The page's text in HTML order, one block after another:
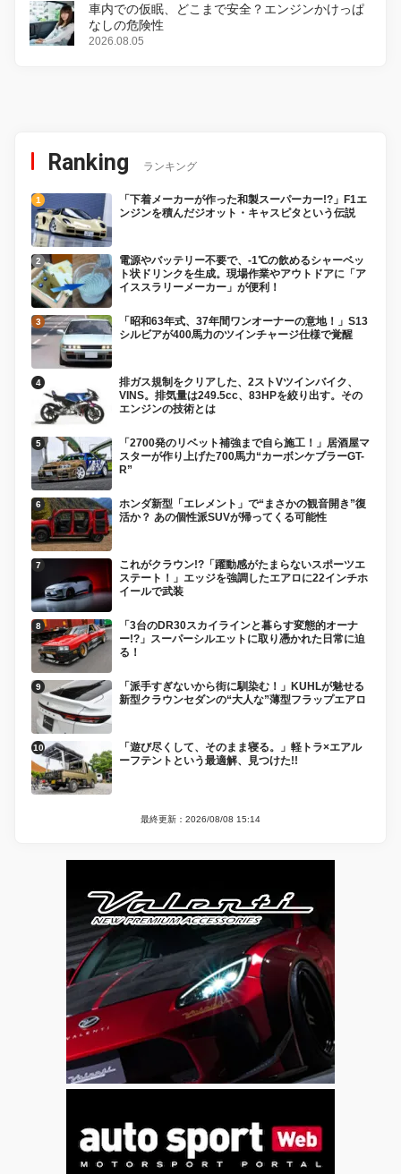
車内での仮眠、どこまで安全？エンジンかけっぱ
なしの危険性
2026.08.05
Ranking ランキング
「下着メーカーが作った和製スーパーカー!?」F1エ
ンジンを積んだジオット・キャスピタという伝説
電源やバッテリー不要で、-1℃の飲めるシャーベッ
ト状ドリンクを生成。現場作業やアウトドアに「ア
イススラリーメーカー」が便利！
「昭和63年式、37年間ワンオーナーの意地！」S13
シルビアが400馬力のツインチャージ仕様で覚醒
排ガス規制をクリアした、2ストVツインバイク、
VINS。排気量は249.5cc、83HPを絞り出す。その
エンジンの技術とは
「2700発のリベット補強まで自ら施工！」居酒屋マ
スターが作り上げた700馬力“カーボンケブラーGT-
R”
ホンダ新型「エレメント」で“まさかの観音開き”復
活か？ あの個性派SUVが帰ってくる可能性
これがクラウン!?「躍動感がたまらないスポーツエ
ステート！」エッジを強調したエアロに22インチホ
イールで武装
「3台のDR30スカイラインと暮らす変態的オーナ
ー!?」スーパーシルエットに取り憑かれた日常に迫
る！
「派手すぎないから街に馴染む！」KUHLが魅せる
新型クラウンセダンの“大人な”薄型フラップエアロ
「遊び尽くして、そのまま寝る。」軽トラ×エアル
ーフテントという最適解、見つけた!!
最終更新：2026/08/08 15:14